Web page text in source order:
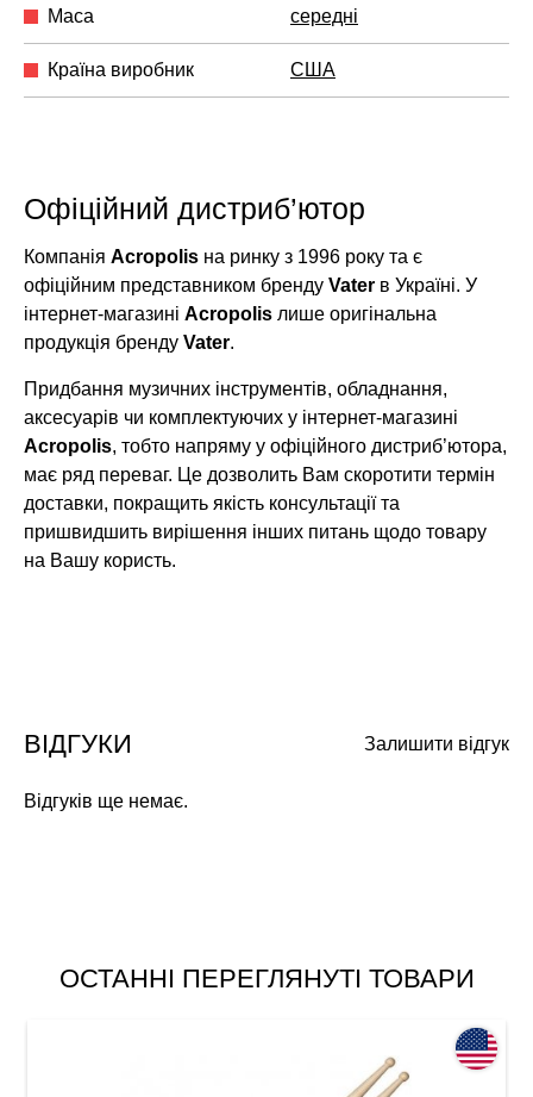
Маса середні
Країна виробник США
Офіційний дистриб’ютор
Компанія Acropolis на ринку з 1996 року та є
офіційним представником бренду Vater в Україні. У
інтернет-магазині Acropolis лише оригінальна
продукція бренду Vater.
Придбання музичних інструментів, обладнання,
аксесуарів чи комплектуючих у інтернет-магазині
Acropolis, тобто напряму у офіційного дистриб’ютора,
має ряд переваг. Це дозволить Вам скоротити термін
доставки, покращить якість консультації та
пришвидшить вирішення інших питань щодо товару
на Вашу користь.
Залишити відгук
ВІДГУКИ
Відгуків ще немає.
ОСТАННІ ПЕРЕГЛЯНУТІ ТОВАРИ